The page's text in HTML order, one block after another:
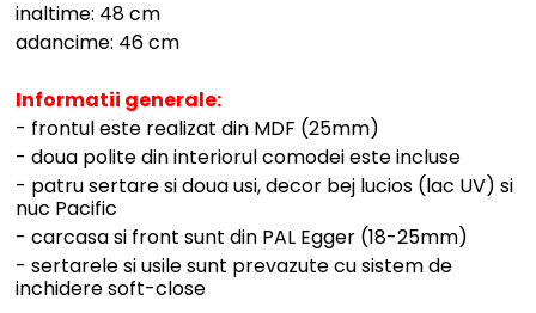
inaltime: 48 cm
adancime: 46 cm
Informatii generale:
- frontul este realizat din MDF (25mm)
- doua polite din interiorul comodei este incluse
- patru sertare si doua usi, decor bej lucios (lac UV) si
nuc Pacific
- carcasa si front sunt din PAL Egger (18-25mm)
- sertarele si usile sunt prevazute cu sistem de
inchidere soft-close